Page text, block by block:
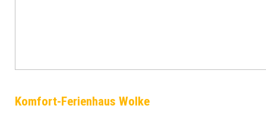
Komfort-Ferienhaus Wolke